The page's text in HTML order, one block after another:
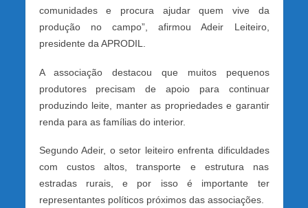
comunidades e procura ajudar quem vive da
produção no campo”, afirmou Adeir Leiteiro,
presidente da APRODIL.
A associação destacou que muitos pequenos
produtores precisam de apoio para continuar
produzindo leite, manter as propriedades e garantir
renda para as famílias do interior.
Segundo Adeir, o setor leiteiro enfrenta dificuldades
com custos altos, transporte e estrutura nas
estradas rurais, e por isso é importante ter
representantes políticos próximos das associações.